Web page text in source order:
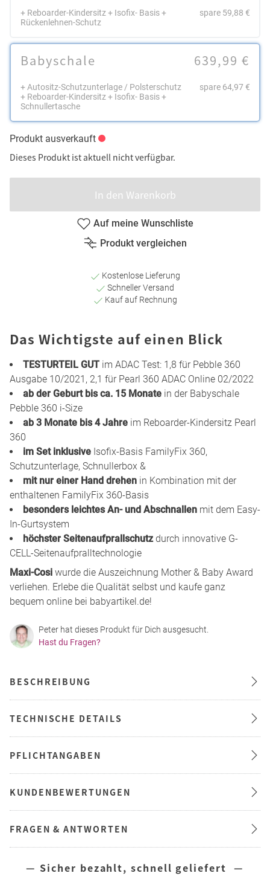
+ Reboarder-Kindersitz + Isofix- Basis +
Rückenlehnen-Schutz
spare 59,88 €
Babyschale
+ Autositz-Schutzunterlage / Polsterschutz
+ Reboarder-Kindersitz + Isofix- Basis +
Schnullertasche
639,99 €
spare 64,97 €
Produkt ausverkauft
Dieses Produkt ist aktuell nicht verfügbar.
In den Warenkorb
Auf meine Wunschliste
Produkt vergleichen
Kostenlose Lieferung
Schneller Versand
Kauf auf Rechnung
Das Wichtigste auf einen Blick
TESTURTEIL GUT im ADAC Test: 1,8 für Pebble 360
Ausgabe 10/2021, 2,1 für Pearl 360 ADAC Online 02/2022
ab der Geburt bis ca. 15 Monate in der Babyschale
Pebble 360 i-Size
ab 3 Monate bis 4 Jahre im Reboarder-Kindersitz Pearl
360
im Set inklusive Isofix-Basis FamilyFix 360,
Schutzunterlage, Schnullerbox &
mit nur einer Hand drehen in Kombination mit der
enthaltenen FamilyFix 360-Basis
besonders leichtes An- und Abschnallen mit dem Easy-
In-Gurtsystem
höchster Seitenaufprallschutzdurch innovative G-
CELL-Seitenaufpralltechnologie
Maxi-Cosi wurde die Auszeichnung Mother & Baby Award
verliehen. Erlebe die Qualität selbst und kaufe ganz
bequem online bei babyartikel.de!
Peter hat dieses Produkt für Dich ausgesucht.
Hast du Fragen?
BESCHREIBUNG
TECHNISCHE DETAILS
PFLICHTANGABEN
KUNDENBEWERTUNGEN
FRAGEN & ANTWORTEN
— Sicher bezahlt, schnell geliefert —